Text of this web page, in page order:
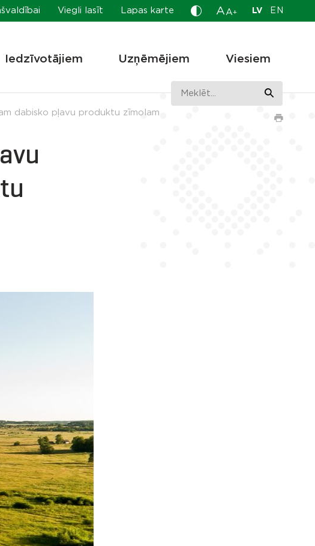
Viegli lasīt Lapas karte A A+ LV EN
Iedzīvotājiem Uzņēmējiem Viesiem
dabisko pļavu produktu zīmolam